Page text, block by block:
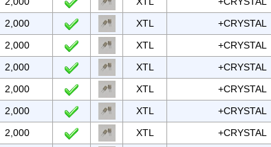
2,000
XTL +CRYSTAL
2,000
XTL +CRYSTAL
2,000
XTL +CRYSTAL
2,000
XTL +CRYSTAL
2,000
XTL +CRYSTAL
2,000
XTL +CRYSTAL